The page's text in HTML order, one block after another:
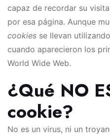
capaz de recordar su
por esa página. Aunque
cookies se llevan
cuando aparecieron los
World Wide Web.
¿Qué NO
cookie?
No es un virus, ni un